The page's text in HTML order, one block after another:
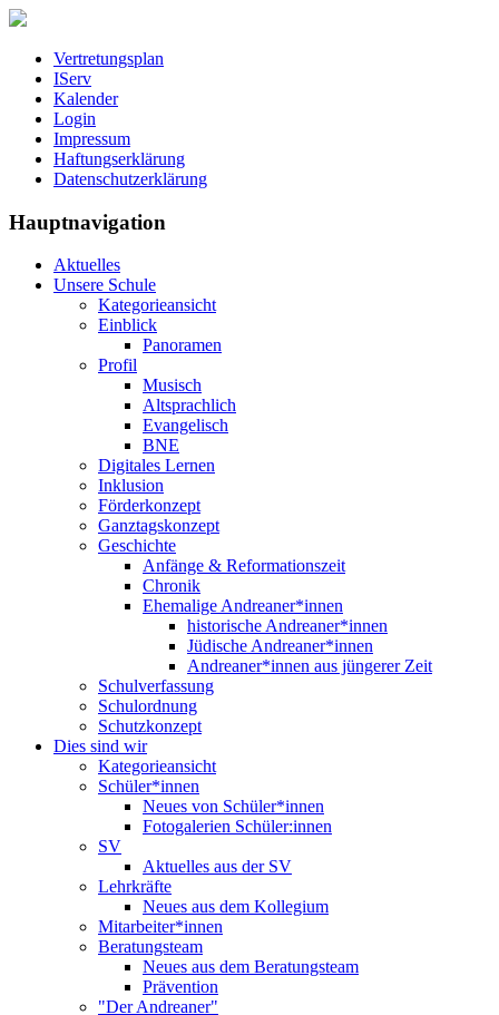
Vertretungsplan
IServ
Kalender
Login
Impressum
Haftungserklärung
Datenschutzerklärung
Hauptnavigation
Aktuelles
Unsere Schule
Kategorieansicht
Einblick
Panoramen
Profil
Musisch
Altsprachlich
Evangelisch
BNE
Digitales Lernen
Inklusion
Förderkonzept
Ganztagskonzept
Geschichte
Anfänge & Reformationszeit
Chronik
Ehemalige Andreaner*innen
historische Andreaner*innen
Jüdische Andreaner*innen
Andreaner*innen aus jüngerer Zeit
Schulverfassung
Schulordnung
Schutzkonzept
Dies sind wir
Kategorieansicht
Schüler*innen
Neues von Schüler*innen
Fotogalerien Schüler:innen
SV
Aktuelles aus der SV
Lehrkräfte
Neues aus dem Kollegium
Mitarbeiter*innen
Beratungsteam
Neues aus dem Beratungsteam
Prävention
"Der Andreaner"